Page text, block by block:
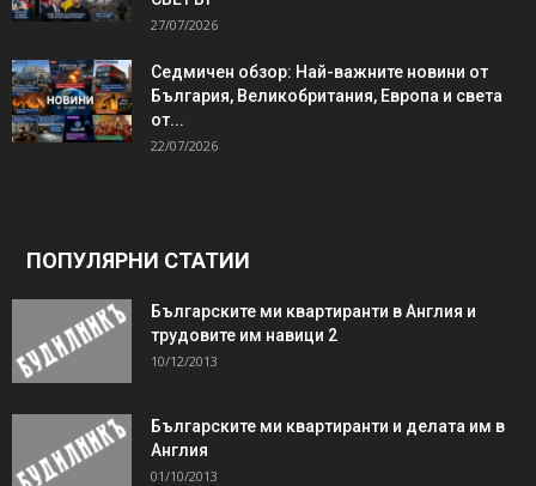
27/07/2026
Седмичен обзор: Най-важните новини от
България, Великобритания, Европа и света
от...
22/07/2026
ПОПУЛЯРНИ СТАТИИ
Българските ми квартиранти в Англия и
трудовите им навици 2
10/12/2013
Българските ми квартиранти и делата им в
Англия
01/10/2013